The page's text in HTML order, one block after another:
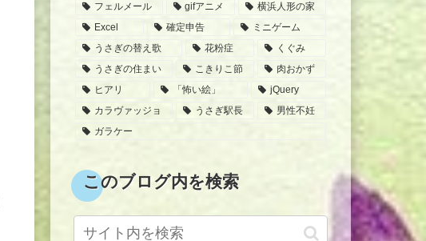
フェルメール
gifアニメ
横浜人形の家
Excel
確定申告
ミニゲーム
うさぎの替え歌
花粉症
くぐみ
うさぎの住まい
こきりこ節
肉おかず
ヒアリ
「怖い絵」
jQuery
カラヴァッジョ
うさぎ駅長
男性不妊
ガラケー
このブログ内を検索